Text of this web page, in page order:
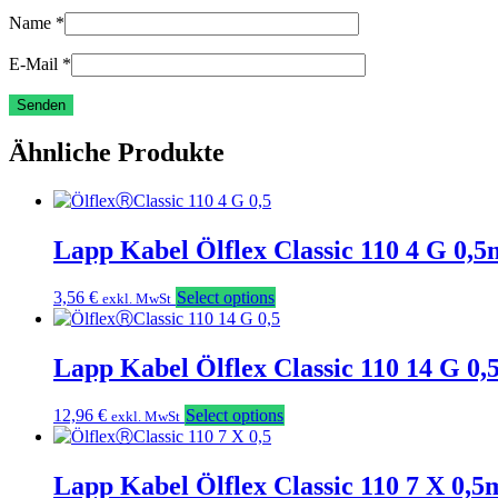
Name *
E-Mail *
Ähnliche Produkte
Lapp Kabel Ölflex Classic 110 4 G
3,56 € exkl. MwSt Select options
Lapp Kabel Ölflex Classic 110 14 G
12,96 € exkl. MwSt Select options
Lapp Kabel Ölflex Classic 110 7 X